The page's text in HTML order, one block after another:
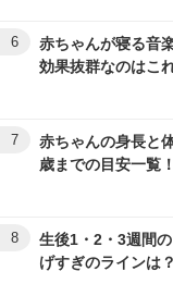
6
赤ちゃんが寝る音
効果抜群なのはこ
7
赤ちゃんの身長と
歳までの目安一覧！
8
生後1・2・3週間
げすぎのラインは？